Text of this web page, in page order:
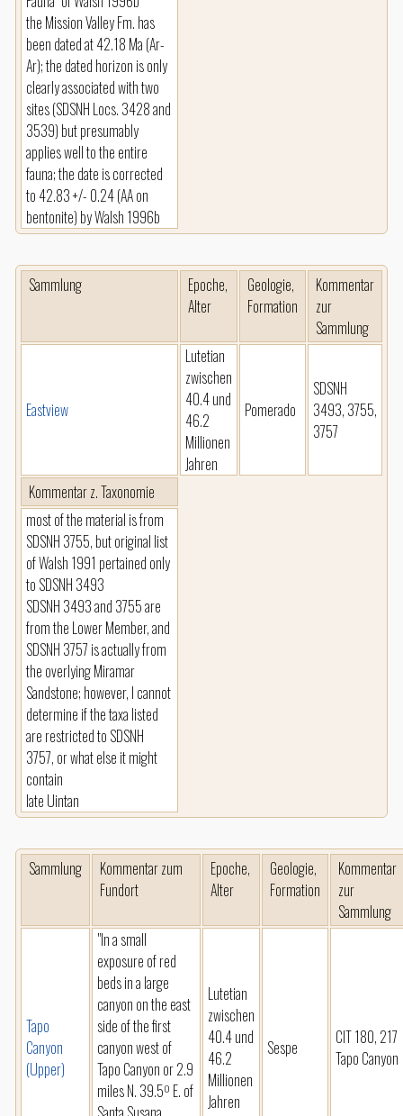
the Mission Valley Fm. has
been dated at 42.18 Ma (Ar-
Ar); the dated horizon is only
clearly associated with two
sites (SDSNH Locs. 3428 and
3539) but presumably
applies well to the entire
fauna; the date is corrected
to 42.83 +/- 0.24 (AA on
bentonite) by Walsh 1996b
Sammlung
Epoche,
Alter
Geologie,
Formation
Kommentar
zur
Sammlung
Eastview
Lutetian
zwischen
40.4 und
46.2
Millionen
Jahren
Pomerado
SDSNH
3493, 3755,
3757
Kommentar z. Taxonomie
most of the material is from
SDSNH 3755, but original list
of Walsh 1991 pertained only
to SDSNH 3493
SDSNH 3493 and 3755 are
from the Lower Member, and
SDSNH 3757 is actually from
the overlying Miramar
Sandstone; however, I cannot
determine if the taxa listed
are restricted to SDSNH
3757, or what else it might
contain
late Uintan
Sammlung
Kommentar zum
Fundort
Epoche,
Alter
Geologie,
Formation
Kommentar
zur
Sammlung
Tapo
Canyon
(Upper)
"In a small
exposure of red
beds in a large
canyon on the east
side of the first
canyon west of
Tapo Canyon or 2.9
miles N. 39.5º E. of
Lutetian
zwischen
40.4 und
46.2
Millionen
Jahren
Sespe
CIT 180, 217
Tapo Canyon